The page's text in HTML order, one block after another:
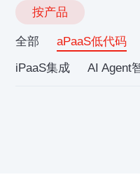
按产品
全部 aPaaS低代码
iPaaS集成
AI Agent